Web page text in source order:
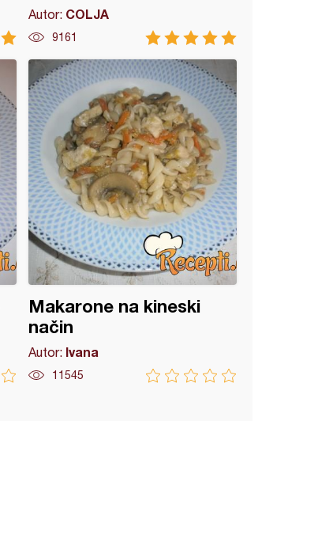
Autor: COLJA
9161
Makarone na kineski
način
Autor: Ivana
11545